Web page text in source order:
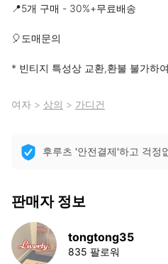
📍5개 구매 - 30%+무료배송
🎈도매문의
* 빈티지 특성상 교환,환불 불가하
여자 > 상의 > 가디건
후루츠 '안전결제'하고 걱정
판매자 정보
tongtong35
835 팔로워